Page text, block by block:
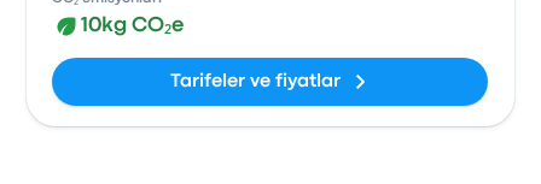
10kg CO₂e
Tarifeler ve fiyatlar